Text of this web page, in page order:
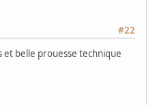
#22
et belle prouesse technique